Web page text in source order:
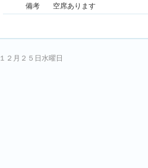
備考
空席あります
１２月２５日水曜日